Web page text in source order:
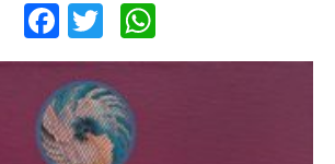
Facebook
Twitter